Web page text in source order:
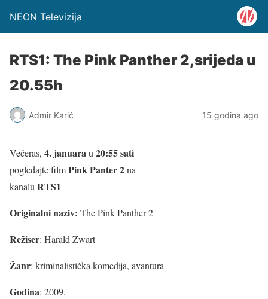
NEON Televizija
RTS1: The Pink Panther 2,srijeda u
20.55h
Admir Karić 15 godina ago
Večeras, 4. januarau 20:55 sati
pogledajte filmPink Panter 2na
kanalu RTS1
Originalni naziv: The Pink Panther 2
Režiser: Harald Zwart
Žanr: kriminalistička komedija, avantura
Godina: 2009.